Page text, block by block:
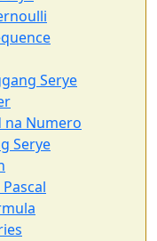
Serye
na Numero
Serye